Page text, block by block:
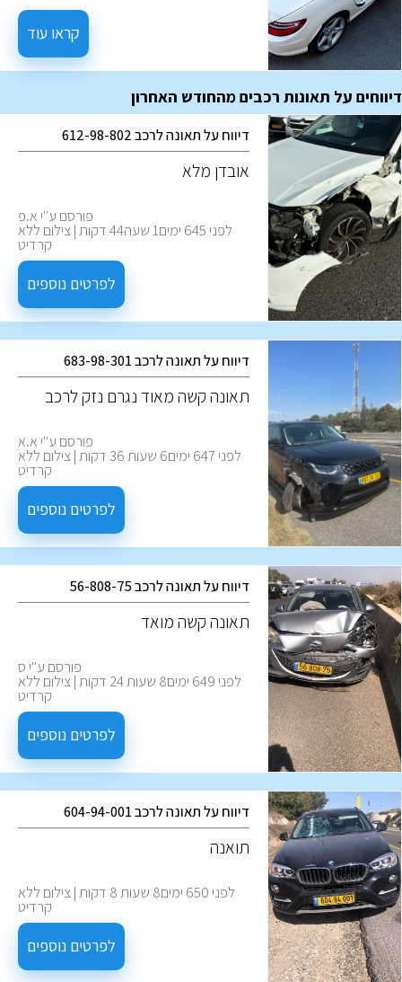
אפשרות יש צירוף ייחודי של יתרונות
וחסכונות. הבנה של אלו, תעזור לבצע
את ההחלטה המיטבית לצרכים
שלכם.
קראו עוד
דיווחים על תאונות רכבים מהחודש האחרון
דיווח על תאונה לרכב 612-98-802
אובדן מלא
פורסם ע''י א.פ
לפני 645 ימים1 שעה44 דקות | צילום ללא
קרדיט
לפרטים נוספים
דיווח על תאונה לרכב 683-98-301
‏תאונה קשה מאוד נגרם נזק לרכב
פורסם ע''י א.א
לפני 647 ימים6 שעות 36 דקות | צילום ללא
קרדיט
לפרטים נוספים
דיווח על תאונה לרכב 56-808-75
תאונה קשה מואד
פורסם ע''י ס
לפני 649 ימים8 שעות 24 דקות | צילום ללא
קרדיט
לפרטים נוספים
דיווח על תאונה לרכב 604-94-001
תואנה
לפני 650 ימים8 שעות 8 דקות | צילום ללא
קרדיט
לפרטים נוספים